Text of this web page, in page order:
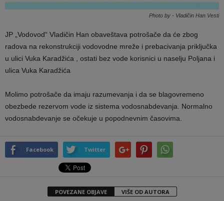
Photo by - Vladičin Han Vesti
JP „Vodovod“ Vladičin Han obaveštava potrošače da će zbog
radova na rekonstrukciji vodovodne mreže i prebacivanja priključka
u ulici Vuka Karadžića , ostati bez vode korisnici u naselju Poljana i
ulica Vuka Karadžića
Molimo potrošače da imaju razumevanja i da se blagovremeno
obezbede rezervom vode iz sistema vodosnabdevanja. Normalno
vodosnabdevanje se očekuje u popodnevnim časovima.
Facebook Twitter
POVEZANE OBJAVE VIŠE OD AUTORA